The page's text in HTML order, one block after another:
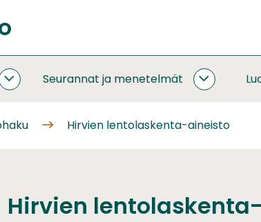
AINEISTOHAKU
Seurannat ja menetelmät
ALASIVUT
Hirvien lentolaskenta-aineisto
Hirvien